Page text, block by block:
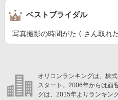
ベストブライダル
写真撮影の時間がたくさん取れ
オリコンランキングは、株
スタート。2006年からは顧
グは、2015年よりランキン